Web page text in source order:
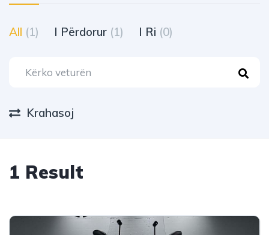
All (1) I Përdorur (1) I Ri (0)
Krahasoj
1 Result